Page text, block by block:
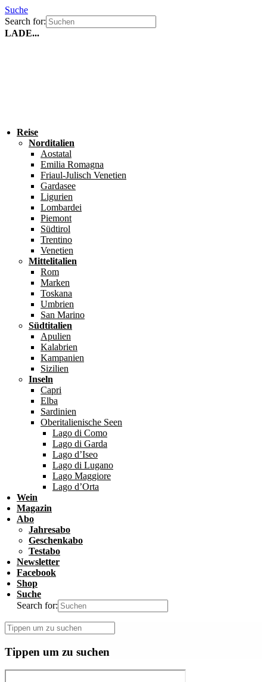
Suche
Search for:
LADE...
Reise
Norditalien
Aostatal
Emilia Romagna
Friaul-Julisch Venetien
Gardasee
Ligurien
Lombardei
Piemont
Südtirol
Trentino
Venetien
Mittelitalien
Rom
Marken
Toskana
Umbrien
San Marino
Südtitalien
Apulien
Kalabrien
Kampanien
Sizilien
Inseln
Capri
Elba
Sardinien
Oberitalienische Seen
Lago di Como
Lago di Garda
Lago d’Iseo
Lago di Lugano
Lago Maggiore
Lago d’Orta
Wein
Magazin
Abo
Jahresabo
Geschenkabo
Testabo
Newsletter
Facebook
Shop
Suche
Search for:
Tippen um zu suchen